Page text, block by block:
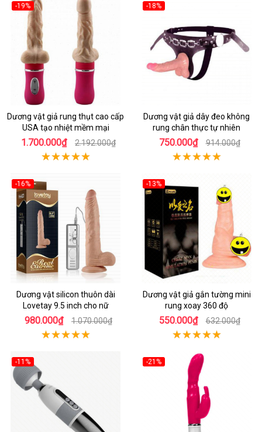
-19%
Dương vật giả rung thụt cao cấp
USA tạo nhiệt mềm mại
1.700.000₫ 2.192.000₫
-18%
Dương vật giả dây đeo không
rung chân thực tự nhiên
750.000₫ 914.000₫
-16%
Dương vật silicon thuôn dài
Lovetay 9.5 inch cho nữ
980.000₫ 1.070.000₫
-13%
Dương vật giả gắn tường mini
rung xoay 360 độ
550.000₫ 632.000₫
-11% -21%